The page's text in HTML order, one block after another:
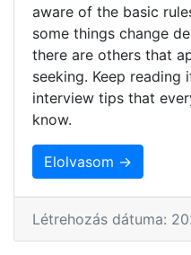
aware of the basic
some things change
there are others that
seeking. Keep
interview tips that
know.
Elolvasom →
Létrehozás dátuma: